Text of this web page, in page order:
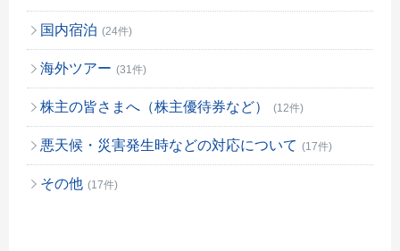
国内宿泊 (24件)
海外ツアー (31件)
株主の皆さまへ（株主優待券など） (12件)
悪天候・災害発生時などの対応について (17件)
その他 (17件)